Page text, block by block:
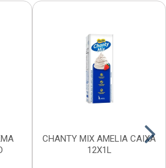
CHANTY MIX AMELIA CAIXA
12X1L